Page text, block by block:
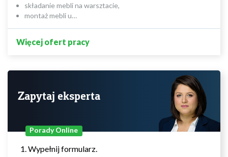
składanie mebli na warsztacie,
montaż mebli u…
Więcej ofert pracy
Zapytaj eksperta
Porady Online
Wypełnij formularz.